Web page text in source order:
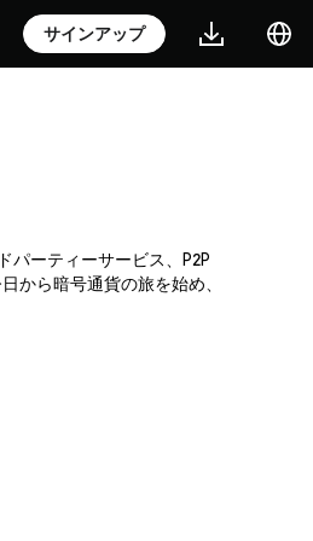
サインアップ
パーティーサービス、P2P
から暗号通貨の旅を始め、